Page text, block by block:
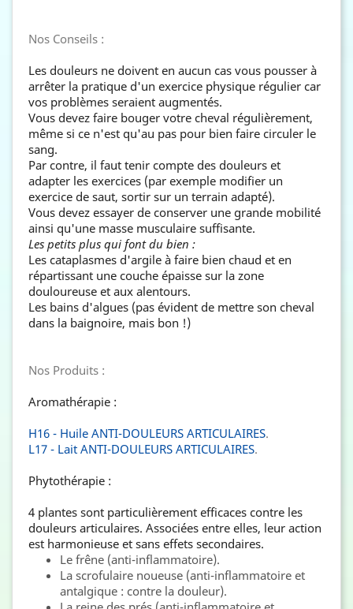
Nos Conseils :
Les douleurs ne doivent en aucun cas vous pousser à
arrêter la pratique d'un exercice physique régulier car
vos problèmes seraient augmentés.
Vous devez faire bouger votre cheval régulièrement,
même si ce n'est qu'au pas pour bien faire circuler le
sang.
Par contre, il faut tenir compte des douleurs et
adapter les exercices (par exemple modifier un
exercice de saut, sortir sur un terrain adapté).
Vous devez essayer de conserver une grande mobilité
ainsi qu'une masse musculaire suffisante.
Les petits plus qui font du bien :
Les cataplasmes d'argile à faire bien chaud et en
répartissant une couche épaisse sur la zone
douloureuse et aux alentours.
Les bains d'algues (pas évident de mettre son cheval
dans la baignoire, mais bon !)
Nos Produits :
Aromathérapie :
H16 - Huile ANTI-DOULEURS ARTICULAIRES.
L17 - Lait ANTI-DOULEURS ARTICULAIRES.
Phytothérapie :
4 plantes sont particulièrement efficaces contre les
douleurs articulaires. Associées entre elles, leur action
est harmonieuse et sans effets secondaires.
Le frêne (anti-inflammatoire).
La scrofulaire noueuse (anti-inflammatoire et
antalgique : contre la douleur).